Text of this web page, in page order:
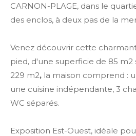
CARNON-PLAGE, dans le
des enclos, à deux pas de la
Venez découvrir cette
pied, d'une superficie de 85 m2
229 m2, la maison comprend :
une cuisine indépendante, 3
WC séparés.
Exposition Est-Ouest, idéale